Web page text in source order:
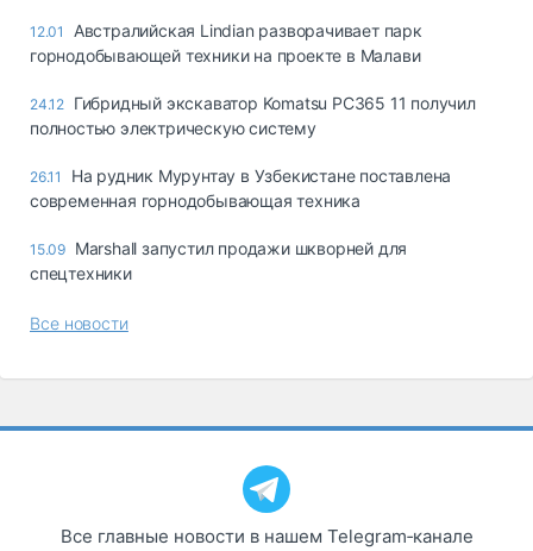
12.01
Австралийская Lindian разворачивает парк
горнодобывающей техники на проекте в Малави
24.12 Гибридный экскаватор Komatsu PC365 11 получил
полностью электрическую систему
26.11
На рудник Мурунтау в Узбекистане поставлена
современная горнодобывающая техника
15.09 Marshall запустил продажи шкворней для
спецтехники
Все новости
Все главные новости в нашем Telegram‑канале